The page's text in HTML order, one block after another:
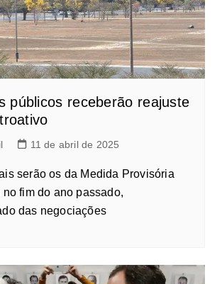
públicos receberão reajuste
11 de abril de 2025
serão os da Medida Provisória
fim do ano passado,
das negociações